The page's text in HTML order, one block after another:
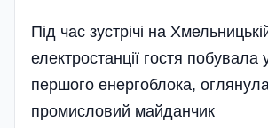
Під час зустрічі на
електростанції гостя побувала
першого енергоблока,
промисловий майданчик